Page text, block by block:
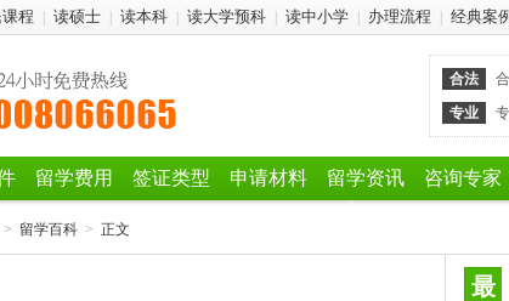
程 读硕士 读本科 读大学预科 读中小学 办理流程 经典案例
合法
专业
留学费用 签证类型 申请材料 留学资讯 咨询专家
> 留学百科 > 正文
最